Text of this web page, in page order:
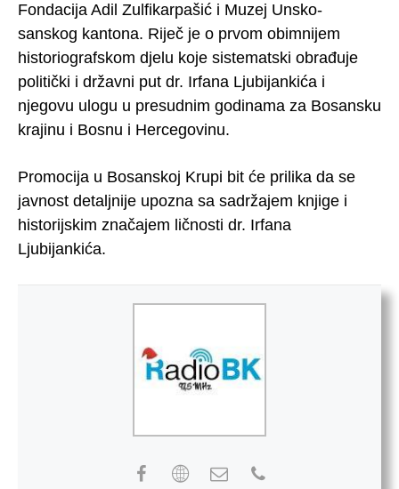
Fondacija Adil Zulfikarpašić i Muzej Unsko-
sanskog kantona. Riječ je o prvom obimnijem
historiografskom djelu koje sistematski obrađuje
politički i državni put dr. Irfana Ljubijankića i
njegovu ulogu u presudnim godinama za Bosansku
krajinu i Bosnu i Hercegovinu.
Promocija u Bosanskoj Krupi bit će prilika da se
javnost detaljnije upozna sa sadržajem knjige i
historijskim značajem ličnosti dr. Irfana
Ljubijankića.